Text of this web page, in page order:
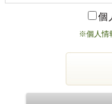
個
※個人情